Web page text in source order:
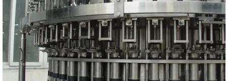
उद्धरण
की
विनती
करे